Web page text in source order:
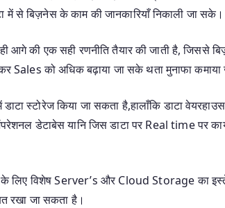
में से बिज़नेस के काम की जानकारियाँ निकाली जा सके।
आगे की एक सही रणनीति तैयार की जाती है,
Sales को अधिक बढ़ाया जा सके थता मुनाफा
में डाटा स्टोरेज किया जा सकता है,हालाँकि डाटा
डेटाबेस यानि जिस डाटा पर Real time पर
लिए विशेष Server’s और Cloud Storage का
रखा जा सकता है।